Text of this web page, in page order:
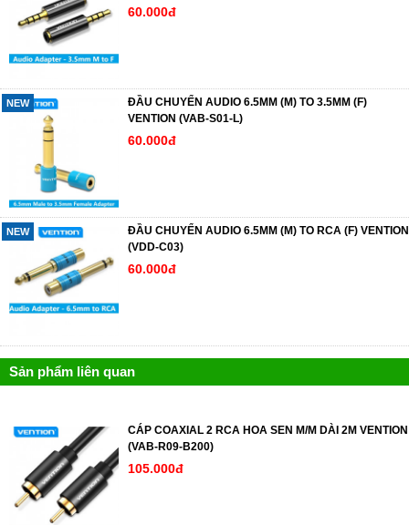
60.000đ
NEW
ĐẦU CHUYỂN AUDIO 6.5MM (M) TO 3.5MM (F)
VENTION (VAB-S01-L)
60.000đ
NEW
ĐẦU CHUYỂN AUDIO 6.5MM (M) TO RCA (F) VENTION
(VDD-C03)
60.000đ
Sản phẩm liên quan
CÁP COAXIAL 2 RCA HOA SEN M/M DÀI 2M VENTION
(VAB-R09-B200)
105.000đ